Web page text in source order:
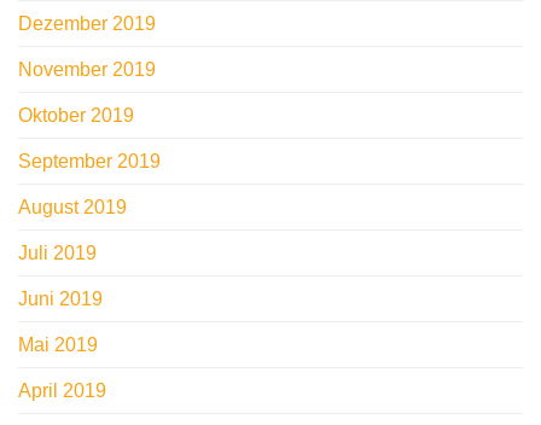
Dezember 2019
November 2019
Oktober 2019
September 2019
August 2019
Juli 2019
Juni 2019
Mai 2019
April 2019